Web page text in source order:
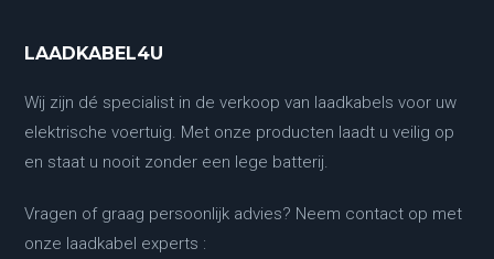
LAADKABEL4U
Wij zijn dé specialist in de verkoop van laadkabels voor uw
elektrische voertuig. Met onze producten laadt u veilig op
en staat u nooit zonder een lege batterij.
Vragen of graag persoonlijk advies? Neem contact op met
onze laadkabel experts :